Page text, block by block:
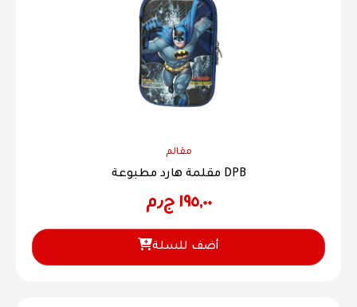
مقالم
مقلمة هارد مطبوعة DPB
١٩٥,٠٠ ج٫م
أضف للسلة